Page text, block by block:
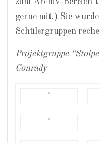
zum Archiv-Bereich
gerne mit.) Sie
Schülergruppen
Projektgruppe
Conrady